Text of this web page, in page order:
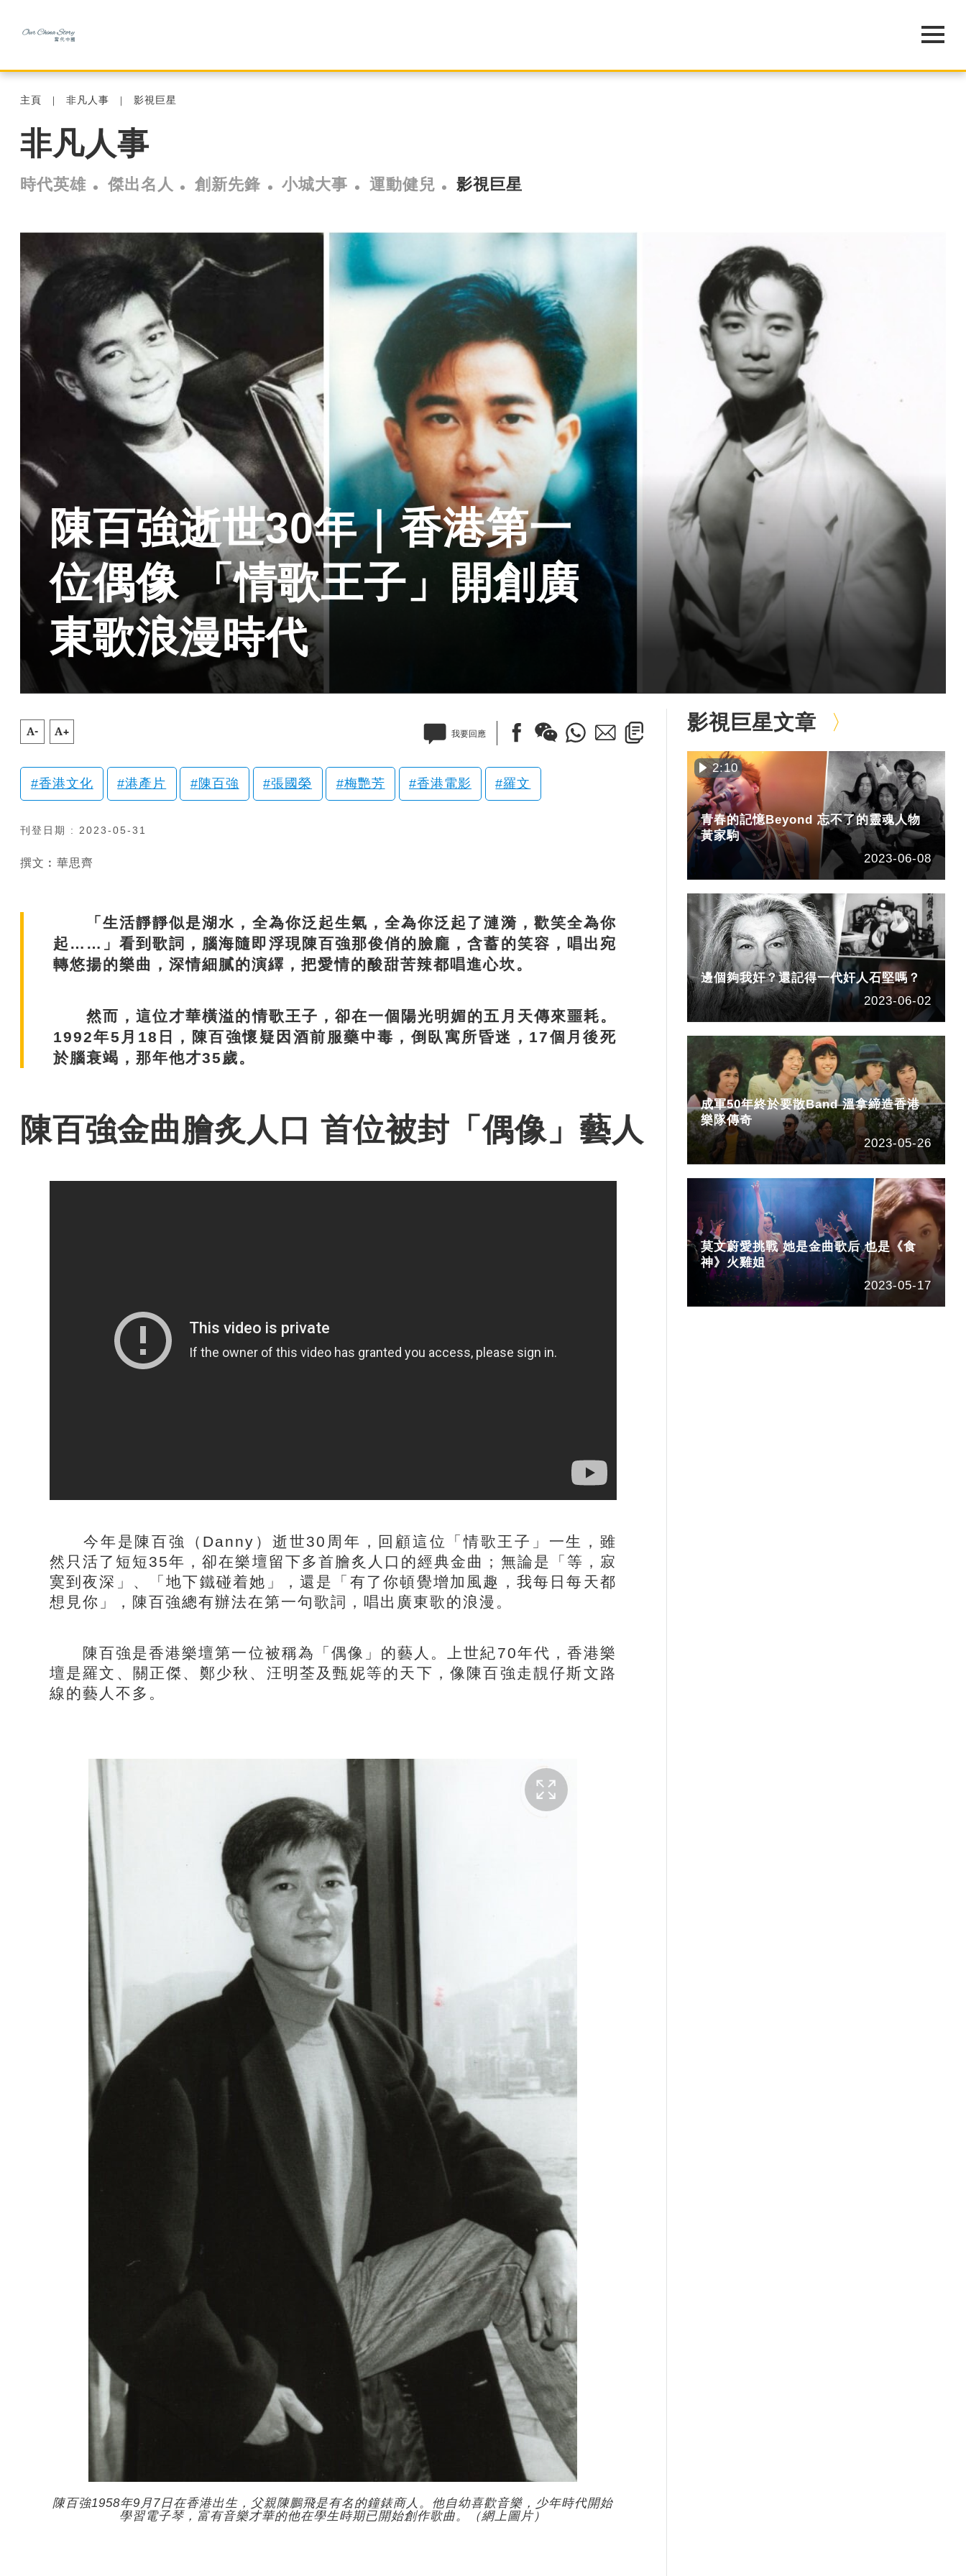
主頁 非凡人事 影視巨星
非凡人事
時代英雄 傑出名人 創新先鋒 小城大事 運動健兒 影視巨星
陳百強逝世30年｜香港第一
位偶像 「情歌王子」開創廣
東歌浪漫時代
A- A+ 我要回應
香港文化 港產片 陳百強 張國榮 梅艷芳 香港電影 羅文
刊登日期 : 2023-05-31
撰文︰華思齊
「生活靜靜似是湖水，全為你泛起生氣，全為你泛起了漣漪，歡笑全為你
起……」看到歌詞，腦海隨即浮現陳百強那俊俏的臉龐，含蓄的笑容，唱出宛
轉悠揚的樂曲，深情細膩的演繹，把愛情的酸甜苦辣都唱進心坎。
然而，這位才華橫溢的情歌王子，卻在一個陽光明媚的五月天傳來噩耗。
1992年5月18日，陳百強懷疑因酒前服藥中毒，倒臥寓所昏迷，17個月後死
於腦衰竭，那年他才35歲。
陳百強金曲膾炙人口 首位被封「偶像」藝人
今年是陳百強（Danny）逝世30周年，回顧這位「情歌王子」一生，雖
然只活了短短35年，卻在樂壇留下多首膾炙人口的經典金曲；無論是「等，寂
寞到夜深」、「地下鐵碰着她」，還是「有了你頓覺增加風趣，我每日每天都
想見你」，陳百強總有辦法在第一句歌詞，唱出廣東歌的浪漫。
陳百強是香港樂壇第一位被稱為「偶像」的藝人。上世紀70年代，香港樂
壇是羅文、關正傑、鄭少秋、汪明荃及甄妮等的天下，像陳百強走靚仔斯文路
線的藝人不多。
陳百強1958年9月7日在香港出生，父親陳鵬飛是有名的鐘錶商人。他自幼喜歡音樂，少年時代開始
學習電子琴，富有音樂才華的他在學生時期已開始創作歌曲。（網上圖片）
影視巨星文章
2:10
青春的記憶Beyond 忘不了的靈魂人物
黃家駒
2023-06-08
邊個夠我奸？還記得一代奸人石堅嗎？
2023-06-02
成軍50年終於要散Band 溫拿締造香港
樂隊傳奇
2023-05-26
莫文蔚愛挑戰 她是金曲歌后 也是《食
神》火雞姐
2023-05-17